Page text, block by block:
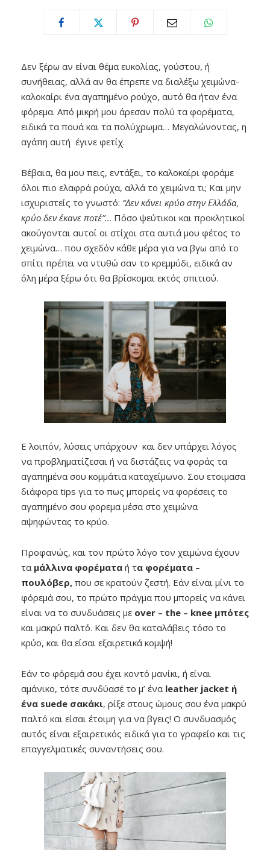
Δεν ξέρω αν είναι θέμα ευκολίας, γούστου, ή
συνήθειας, αλλά αν θα έπρεπε να διαλέξω χειμώνα-
καλοκαίρι ένα αγαπημένο ρούχο, αυτό θα ήταν ένα
φόρεμα. Από μικρή μου άρεσαν πολύ τα φορέματα,
ειδικά τα πουά και τα πολύχρωμα… Mεγαλώνοντας, η
αγάπη αυτή έγινε φετίχ.
Βέβαια, θα μου πεις, εντάξει, το καλοκαίρι φοράμε
όλοι πιο ελαφρά ρούχα, αλλά το χειμώνα τι; Και μην
ισχυριστείς το γνωστό: “Δεν κάνει κρύο στην Ελλάδα,
κρύο δεν έκανε ποτέ”… Πόσο ψεύτικοι και προκλητικοί
ακούγονται αυτοί οι στίχοι στα αυτιά μου φέτος το
χειμώνα… που σχεδόν κάθε μέρα για να βγω από το
σπίτι πρέπει να ντυθώ σαν το κρεμμύδι, ειδικά αν
όλη μέρα ξέρω ότι θα βρίσκομαι εκτός σπιτιού.
Ε λοιπόν, λύσεις υπάρχουν και δεν υπάρχει λόγος
να προβληματίζεσαι ή να διστάζεις να φοράς τα
αγαπημένα σου κομμάτια καταχείμωνο. Σου ετοιμασα
διάφορα tips για το πως μπορείς να φορέσεις το
αγαπημένο σου φορεμα μέσα στο χειμώνα
αψηφώντας το κρύο.
Προφανώς, και τον πρώτο λόγο τον χειμώνα έχουν
τα μάλλινα φορέματα ή τα φορέματα –
πουλόβερ, που σε κρατούν ζεστή. Εάν είναι μίνι το
φόρεμά σου, το πρώτο πράγμα που μπορείς να κάνει
είναι να το συνδυάσεις με over – the – knee μπότες
και μακρύ παλτό. Και δεν θα καταλάβεις τόσο το
κρύο, και θα είσαι εξαιρετικά κομψή!
Εάν το φόρεμά σου έχει κοντό μανίκι, ή είναι
αμάνικο, τότε συνδύασέ το μ’ ένα leather jacket ή
ένα suede σακάκι, ρίξε στους ώμους σου ένα μακρύ
παλτό και είσαι έτοιμη για να βγεις! Ο συνδυασμός
αυτός είναι εξαιρετικός ειδικά για το γραφείο και τις
επαγγελματικές συναντήσεις σου.